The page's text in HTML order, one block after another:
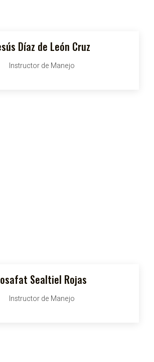
Díaz de León Cruz
Instructor de Manejo
Sealtiel Rojas
Instructor de Manejo